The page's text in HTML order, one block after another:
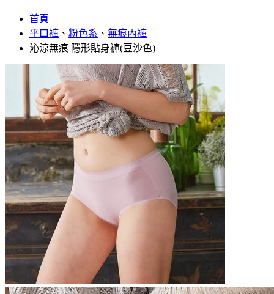
首頁
平口褲 、 粉色系 、 無痕內褲
沁涼無痕 隱形貼身褲(豆沙色)